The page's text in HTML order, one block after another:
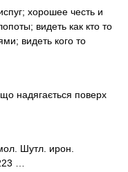
хорошее честь и
видеть как кто то
видеть кого то
надягається поверх
Шутл. ирон.
…